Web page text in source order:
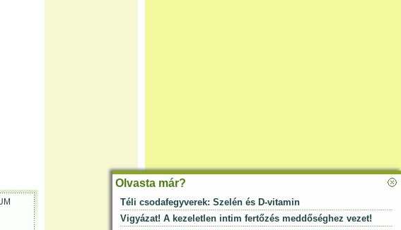
Olvasta már?
Téli csodafegyverek: Szelén és D-vitamin
Vigyázat! A kezeletlen intim fertőzés meddőséghez vezet!